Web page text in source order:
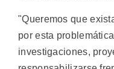
"Queremos que
por esta
investigaciones,